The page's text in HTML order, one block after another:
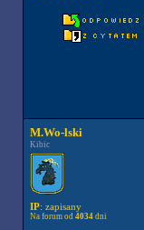
M.Wo-lski
Kibic
IP: zapisany
Na forum od 4034dni